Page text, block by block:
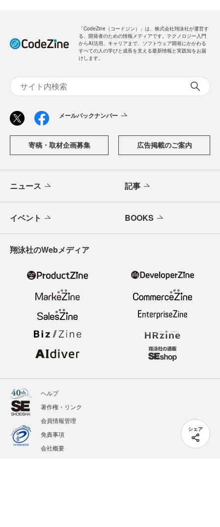
シェア
「CodeZine（コードジン）」は、株式会社翔泳社が運営す
る、開発者のための情報メディアです。テクノロジー入門
からAI活用、キャリアまで、ソフトウェア開発にかかわる
すべての人の学びと成長を支える最新情報と実践知をお届
けします。
メールバックナンバー
寄稿・取材企画募集 広告掲載のご案内
ニュース 記事
イベント BOOKS
翔泳社のWebメディア
ヘルプ
著作権・リンク
会員情報管理
免責事項
会社概要